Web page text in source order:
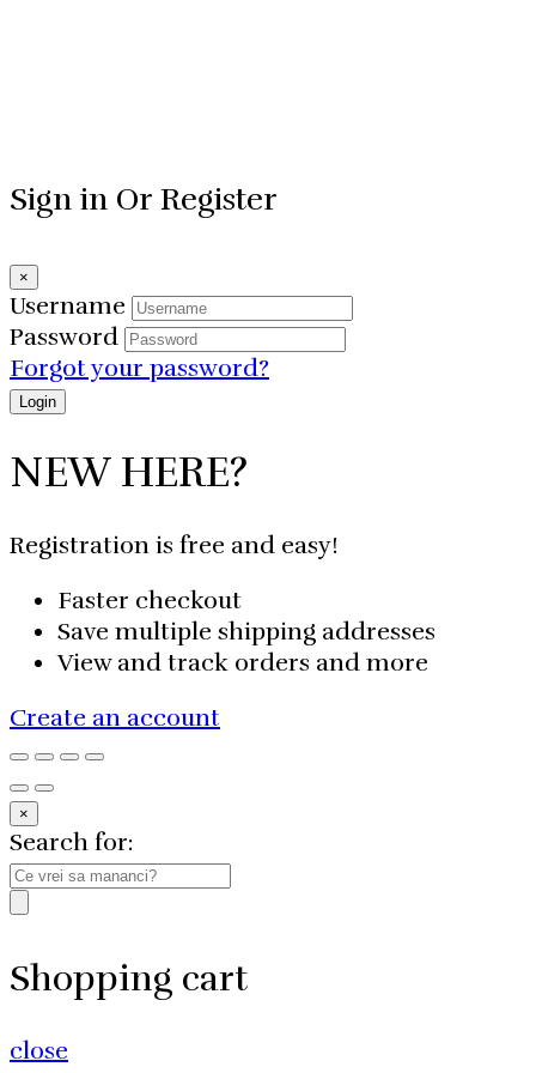
Sign in Or Register
×
Username
Password
Forgot your password?
NEW HERE?
Registration is free and easy!
Faster checkout
Save multiple shipping addresses
View and track orders and more
Create an account
×
Search for:
Shopping cart
close